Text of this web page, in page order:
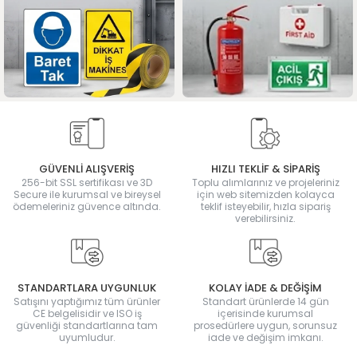
GÜVENLİ ALIŞVERİŞ
256-bit SSL sertifikası ve 3D
Secure ile kurumsal ve bireysel
ödemeleriniz güvence altında.
HIZLI TEKLİF & SİPARİŞ
Toplu alımlarınız ve projeleriniz
için web sitemizden kolayca
teklif isteyebilir, hızla sipariş
verebilirsiniz.
STANDARTLARA UYGUNLUK
Satışını yaptığımız tüm ürünler
CE belgelisidir ve ISO iş
güvenliği standartlarına tam
uyumludur.
KOLAY İADE & DEĞİŞİM
Standart ürünlerde 14 gün
içerisinde kurumsal
prosedürlere uygun, sorunsuz
iade ve değişim imkanı.